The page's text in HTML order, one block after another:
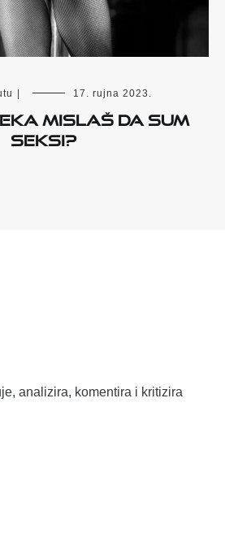
17. rujna 2023.
MISLAŠ DA SUM
SEKSI?
analizira, komentira i kritizira